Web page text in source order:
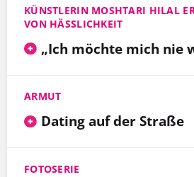
KÜNSTLERIN MOSHTARI HILAL
VON HÄSSLICHKEIT
„Ich möchte mich nie
ARMUT
Dating auf der Straße
FOTOSERIE